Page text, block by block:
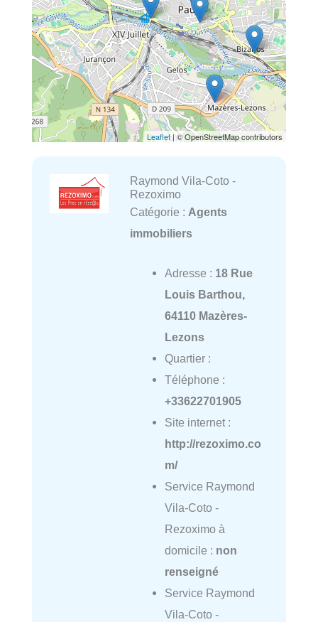
Leaflet | © OpenStreetMap contributors
Raymond Vila-Coto -
Rezoximo
Catégorie : Agents
immobiliers
Adresse : 18 Rue
Louis Barthou,
64110 Mazères-
Lezons
Quartier :
Téléphone :
+33622701905
Site internet :
http://rezoximo.co
m/
Service Raymond
Vila-Coto -
Rezoximo à
domicile : non
renseigné
Service Raymond
Vila-Coto -